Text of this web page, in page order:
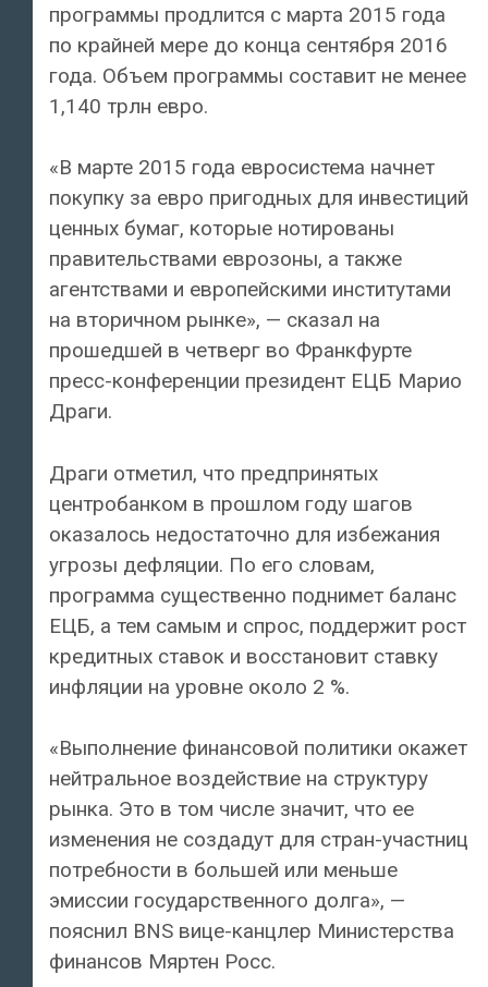
программы продлится с марта 2015 года
по крайней мере до конца сентября 2016
года. Объем программы составит не менее
1,140 трлн евро.
«В марте 2015 года евросистема начнет
покупку за евро пригодных для инвестиций
ценных бумаг, которые нотированы
правительствами еврозоны, а также
агентствами и европейскими институтами
на вторичном рынке», — сказал на
прошедшей в четверг во Франкфурте
пресс-конференции президент ЕЦБ Марио
Драги.
Драги отметил, что предпринятых
центробанком в прошлом году шагов
оказалось недостаточно для избежания
угрозы дефляции. По его словам,
программа существенно поднимет баланс
ЕЦБ, а тем самым и спрос, поддержит рост
кредитных ставок и восстановит ставку
инфляции на уровне около 2 %.
«Выполнение финансовой политики окажет
нейтральное воздействие на структуру
рынка. Это в том числе значит, что ее
изменения не создадут для стран-участниц
потребности в большей или меньше
эмиссии государственного долга», —
пояснил BNS вице-канцлер Министерства
финансов Мяртен Росс.